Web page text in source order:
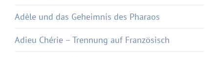
Adèle und das Geheimnis des Pharaos
Adieu Chérie – Trennung auf Französisch